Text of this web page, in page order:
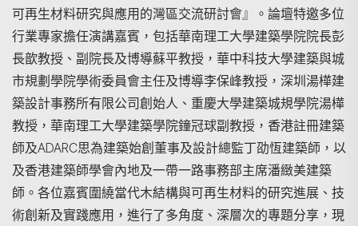
可再生材料研究與應用的灣區交流研討會』。論壇特邀多位
行業專家擔任演講嘉賓，包括華南理工大學建築學院院長彭
長歆教授、副院長及博導蘇平教授，華中科技大學建築與城
市規劃學院學術委員會主任及博導李保峰教授，深圳湯樺建
築設計事務所有限公司創始人、重慶大學建築城規學院湯樺
教授，華南理工大學建築學院鐘冠球副教授，香港註冊建築
師及ADARC思為建築始創董事及設計總監丁劭恆建築師，以
及香港建築師學會內地及一帶一路事務部主席潘緻美建築
師。各位嘉賓圍繞當代木結構與可再生材料的研究進展、技
術創新及實踐應用，進行了多角度、深層次的專題分享，現